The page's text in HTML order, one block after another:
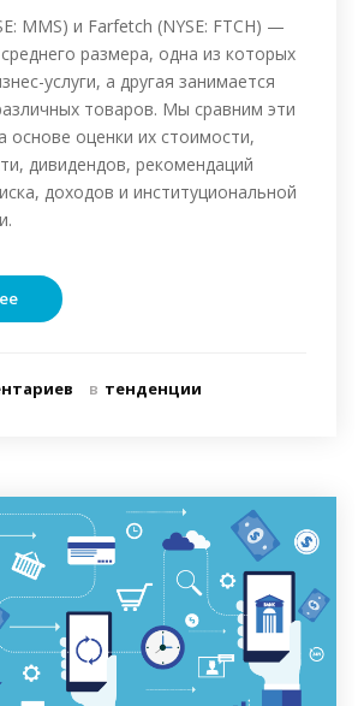
MMS) и Farfetch (NYSE: FTCH) —
размера, одна из которых
услуги, а другая занимается
товаров. Мы сравним эти
основе оценки их стоимости,
дивидендов, рекомендаций
доходов и институциональной
в тенденции